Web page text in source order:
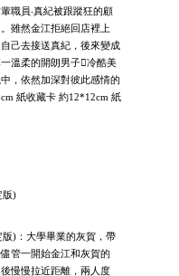
職員‧真紀被跟蹤狂的顧
雖然金江拒絕回店裡上
己去接送真紀，後來變成
溫柔的開朗男子冷酷美
，依然加深對彼此感情的
紙收藏卡 約12*12cm 紙
版)
)：大學畢業的灰賀，帶
管一開始金江和灰賀的
慢慢拉近距離，兩人度